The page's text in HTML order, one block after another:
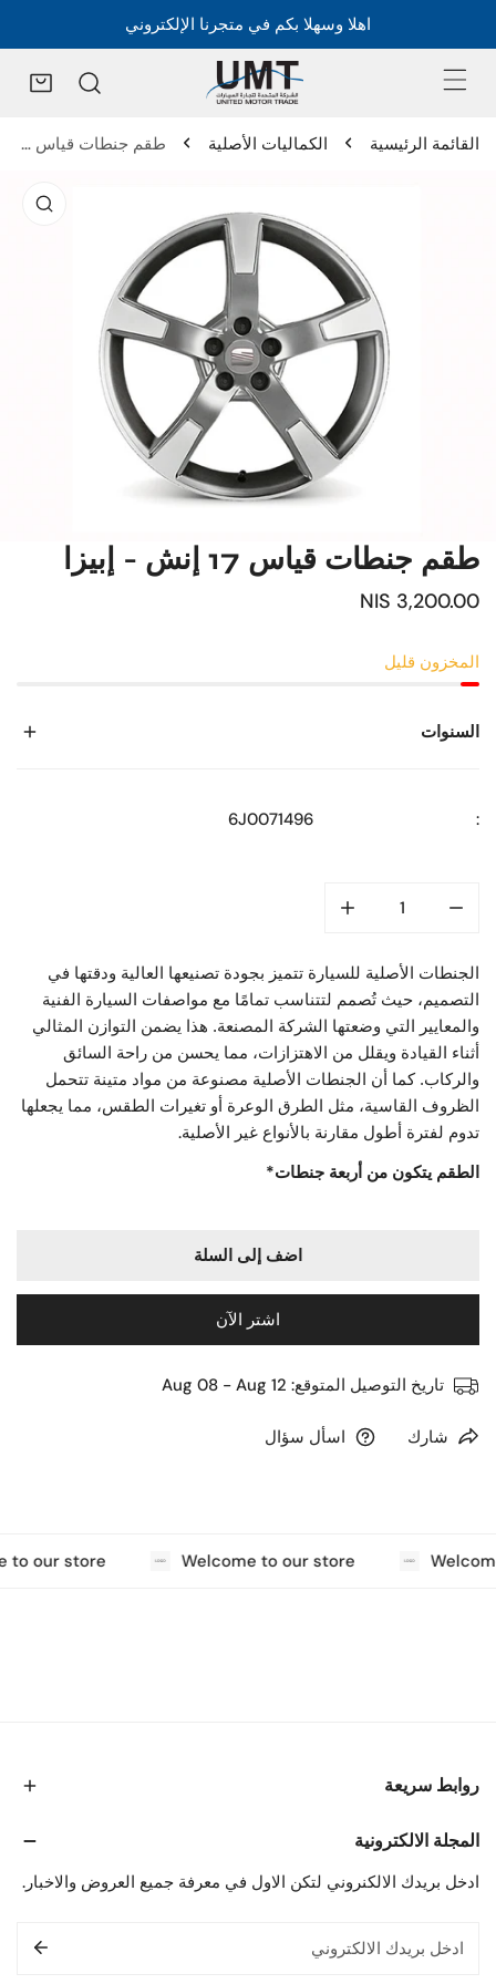
اهلا وسهلا بكم في متجرنا الإلكتروني
القائمة الرئيسية الكماليات الأصلية طقم جنطات قياس 17 إنش - إبيزا
طقم جنطات قياس 17 إنش - إبيزا
السعر
3,200.00 NIS
المخزون قليل
السنوات
:
6J0071496
الجنطات الأصلية للسيارة تتميز بجودة تصنيعها العالية ودقتها في
التصميم، حيث تُصمم لتتناسب تمامًا مع مواصفات السيارة الفنية
والمعايير التي وضعتها الشركة المصنعة. هذا يضمن التوازن المثالي
أثناء القيادة ويقلل من الاهتزازات، مما يحسن من راحة السائق
والركاب. كما أن الجنطات الأصلية مصنوعة من مواد متينة تتحمل
الظروف القاسية، مثل الطرق الوعرة أو تغيرات الطقس، مما يجعلها
تدوم لفترة أطول مقارنة بالأنواع غير الأصلية.
*الطقم يتكون من أربعة جنطات
اضف إلى السلة
اشتر الآن
تاريخ التوصيل المتوقع: Aug 08 - Aug 12
شارك اسأل سؤال
Welcome to our store
to our store
روابط سريعة
المجلة الالكترونية
ادخل بريدك الالكنروني لتكن الاول في معرفة جميع العروض والاخبار.
الإلكتروني